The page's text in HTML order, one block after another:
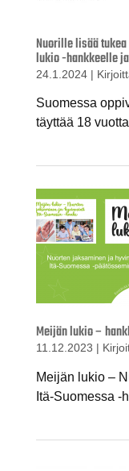
Nuorille lisää
lukio -hankkeelle
24.1.2024 |
Suomessa
täyttää 18
Meijän lukio –
11.12.2023 |
Meijän lukio –
Itä-Suomessa -